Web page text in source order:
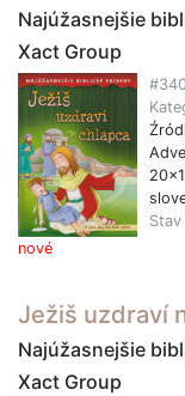
Najúžasnejšie
Xact Group
nové
Ježiš uzdraví
Najúžasnejšie
Xact Group